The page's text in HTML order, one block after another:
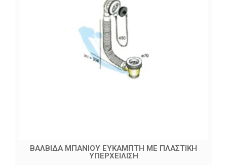
ΒΑΛΒΙΔΑ ΜΠΑΝΙΟΥ ΕΥΚΑΜΠΤΗ ΜΕ ΠΛΑΣΤΙΚΗ
ΥΠΕΡΧΕΙΛΙΣΗ